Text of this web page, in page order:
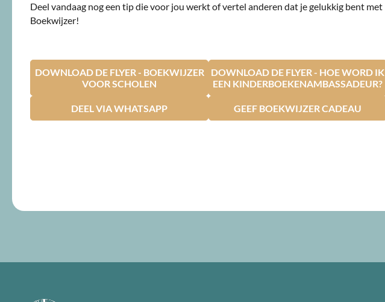
Deel vandaag nog een tip die voor jou werkt of vertel anderen dat je gelukkig bent met
Boekwijzer!
DOWNLOAD DE FLYER - BOEKWIJZER
VOOR SCHOLEN
DOWNLOAD DE FLYER - HOE WORD IK
EEN KINDERBOEKENAMBASSADEUR?
DEEL VIA WHATSAPP GEEF BOEKWIJZER CADEAU